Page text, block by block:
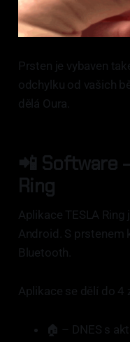
Prsten je vybaven
odchylku od vašich
dělá Oura.
📲 Software
Ring
Aplikace TESLA
Android. S
Bluetooth.
Aplikace se dělí do 4
🏠 – DNES s